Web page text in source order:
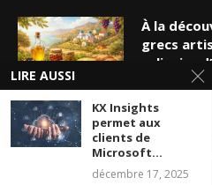
À la
grecs
culinaire
mars 19,
Nappe
sublimer
unique
LIRE AUSSI
KX Insights
permet aux
clients de
Microsoft...
décembre 17, 2025